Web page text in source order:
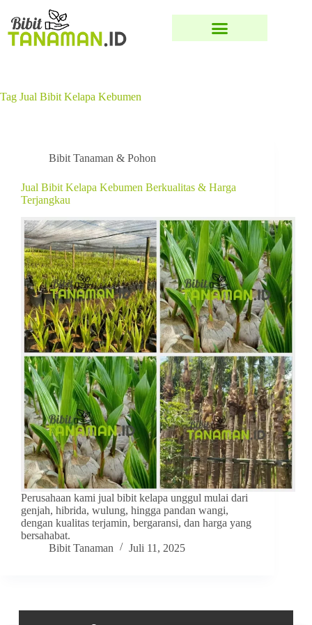
Tag Jual Bibit Kelapa Kebumen
Bibit Tanaman & Pohon
Jual Bibit Kelapa Kebumen Berkualitas & Harga
Terjangkau
Perusahaan kami jual bibit kelapa unggul mulai dari
genjah, hibrida, wulung, hingga pandan wangi,
dengan kualitas terjamin, bergaransi, dan harga yang
bersahabat.
Bibit Tanaman
Juli 11, 2025